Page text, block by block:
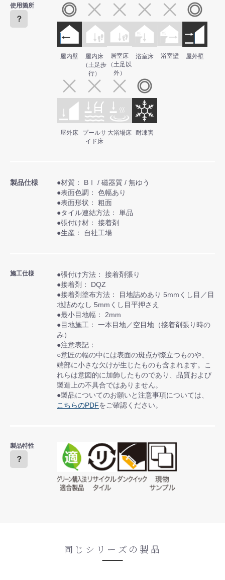
使用箇所
？
屋内壁
屋内床
（土足歩
行）
居室床
（土足以
外）
浴室床 浴室壁 屋外壁
屋外床
プールサ
イド床
大浴場床 耐凍害
製品仕様
●材質： BⅠ / 磁器質 / 無ゆう
●表面色調： 色幅あり
●表面形状： 粗面
●タイル連結方法： 単品
●張付け材： 接着剤
●生産： 自社工場
施工仕様
●張付け方法： 接着剤張り
●接着剤： DQZ
●接着剤塗布方法： 目地詰めあり 5mmくし目／目
地詰めなし 5mmくし目平押さえ
●最小目地幅： 2mm
●目地施工： 一本目地／空目地（接着剤張り時の
み）
●注意表記：
○意匠の幅の中には表面の斑点が際立つものや、
端部に小さな欠けが生じたものも含まれます。こ
れらは意図的に加飾したものであり、品質および
製造上の不具合ではありません。
●製品についてのお願いと注意事項については、
こちらのPDFをご確認ください。
製品特性
？
同じシリーズの製品